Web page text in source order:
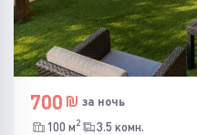
700
за ночь
100 м2 3.5 комн.